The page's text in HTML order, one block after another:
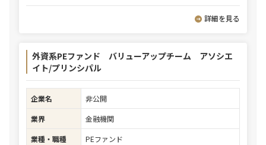
詳細を見る
外資系PEファンド バリューアップチーム アソシエ
イト/プリンシパル
企業名
非公開
業界
金融機関
業種・職種
PEファンド